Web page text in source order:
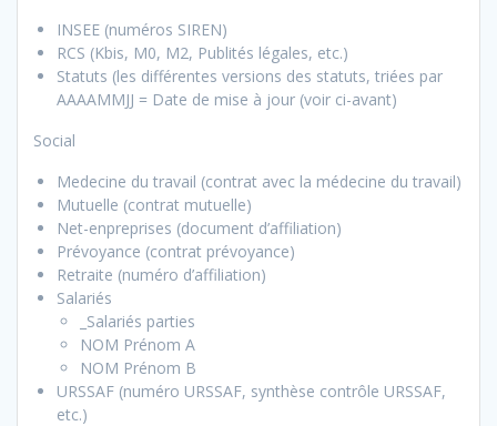
INSEE (numéros SIREN)
RCS (Kbis, M0, M2, Publités légales, etc.)
Statuts (les différentes versions des statuts, triées par
AAAAMMJJ = Date de mise à jour (voir ci-avant)
Social
Medecine du travail (contrat avec la médecine du travail)
Mutuelle (contrat mutuelle)
Net-enpreprises (document d’affiliation)
Prévoyance (contrat prévoyance)
Retraite (numéro d’affiliation)
Salariés
_Salariés parties
NOM Prénom A
NOM Prénom B
URSSAF (numéro URSSAF, synthèse contrôle URSSAF,
etc.)